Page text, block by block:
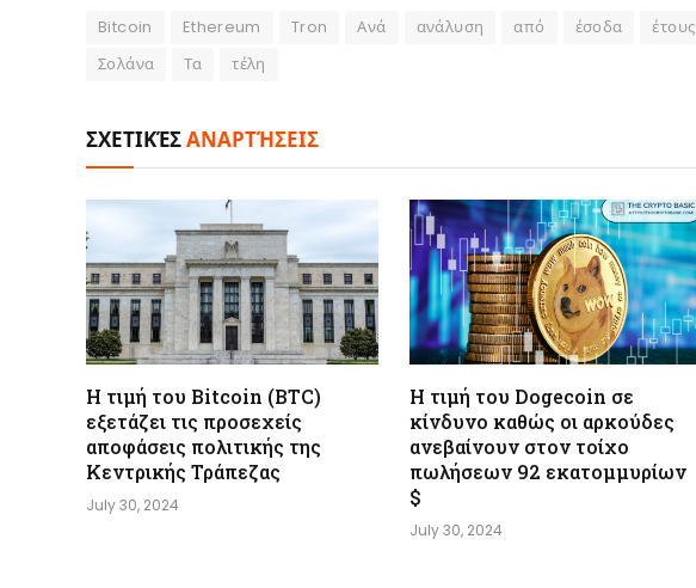
Bitcoin Ethereum Tron Ανά ανάλυση από έσοδα έτους
Σολάνα
Τα τέλη
ΣΧΕΤΙΚΈΣΑΝΑΡΤΉΣΕΙΣ
Η τιμή του Bitcoin (BTC)
εξετάζει τις προσεχείς
αποφάσεις πολιτικής της
Κεντρικής Τράπεζας
July 30, 2024
Η τιμή του Dogecoin σε
κίνδυνο καθώς οι αρκούδες
ανεβαίνουν στον τοίχο
πωλήσεων 92 εκατομμυρίων
$
July 30, 2024